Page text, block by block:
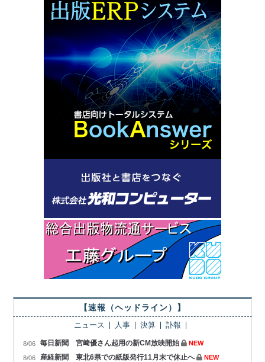
【速報（ヘッドライン）】
ニュース 人事 決算 訃報
8/06 毎日新聞 宮﨑優さん起用の新CM放映開始 NEW
8/06 産経新聞 東北6県での紙版発行11月末で休止へ NEW